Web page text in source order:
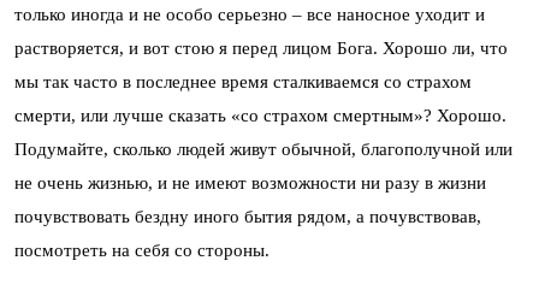
только иногда и не особо серьезно – все наносное уходит и
растворяется, и вот стою я перед лицом Бога. Хорошо ли, что
мы так часто в последнее время сталкиваемся со страхом
смерти, или лучше сказать «со страхом смертным»? Хорошо.
Подумайте, сколько людей живут обычной, благополучной или
не очень жизнью, и не имеют возможности ни разу в жизни
почувствовать бездну иного бытия рядом, а почувствовав,
посмотреть на себя со стороны.